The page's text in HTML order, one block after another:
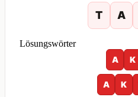
T A
Lösungswörter
A
K
A K